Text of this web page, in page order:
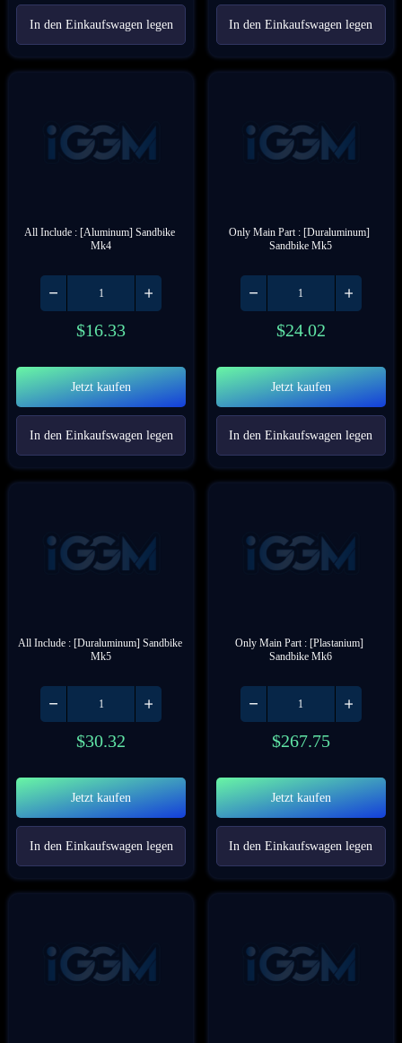
In den Einkaufswagen legen In den Einkaufswagen legen
All Include : [Aluminum] Sandbike
Mk4
$16.33
Jetzt kaufen
In den Einkaufswagen legen
Only Main Part : [Duraluminum]
Sandbike Mk5
$24.02
Jetzt kaufen
In den Einkaufswagen legen
All Include : [Duraluminum] Sandbike
Mk5
$30.32
Jetzt kaufen
In den Einkaufswagen legen
Only Main Part : [Plastanium]
Sandbike Mk6
$267.75
Jetzt kaufen
In den Einkaufswagen legen